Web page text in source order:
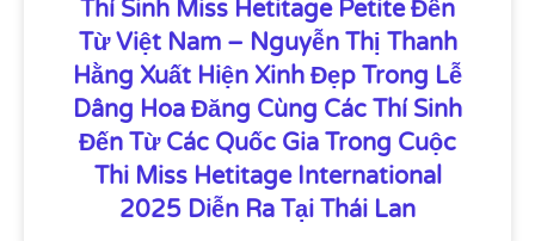
Thí Sinh Miss Hetitage Petite Đến
Từ Việt Nam – Nguyễn Thị Thanh
Hằng Xuất Hiện Xinh Đẹp Trong Lễ
Dâng Hoa Đăng Cùng Các Thí Sinh
Đến Từ Các Quốc Gia Trong Cuộc
Thi Miss Hetitage International
2025 Diễn Ra Tại Thái Lan